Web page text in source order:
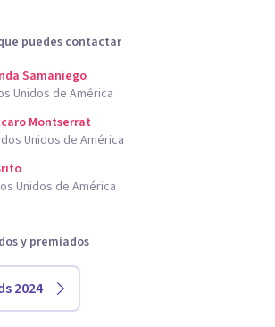
puedes contactar
Samaniego
Unidos de América
Montserrat
Unidos de América
Unidos de América
y premiados
2024